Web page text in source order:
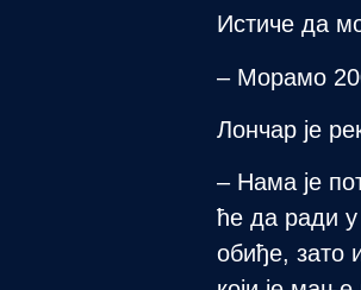
Истиче да
– Морамо
Лончар је
– Нама је
ће да ради
обиђе, зато